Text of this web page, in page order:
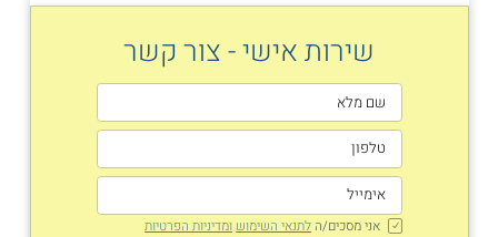
שירות אישי - צור קשר
אני מסכים/ה לתנאי השימוש ומדיניות הפרטיות